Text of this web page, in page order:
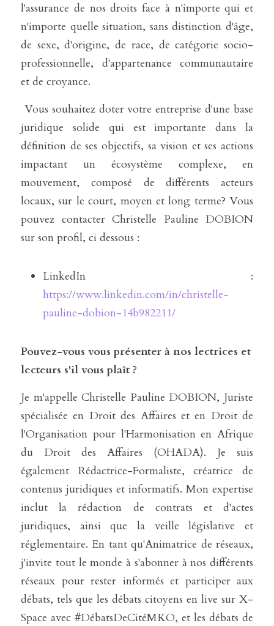
l'assurance de nos droits face à n'importe qui et
n'importe quelle situation, sans distinction d'âge,
de sexe, d'origine, de race, de catégorie socio-
professionnelle, d'appartenance communautaire
et de croyance.
juridique solide qui est importante dans la
définition de ses objectifs, sa vision et ses actions
impactant un écosystème complexe, en
mouvement, composé de différents acteurs
locaux, sur le court, moyen et long terme? Vous
pouvez contacter Christelle Pauline DOBION
sur son profil, ci dessous :
https://www.linkedin.com/in/christelle-
pauline-dobion-14b982211/
Pouvez-vous vous présenter à nos lectrices et
lecteurs s'il vous plaît ?
Je m'appelle Christelle Pauline DOBION, Juriste
spécialisée en Droit des Affaires et en Droit de
l'Organisation pour l'Harmonisation en Afrique
du Droit des Affaires (OHADA). Je suis
également Rédactrice-Formaliste, créatrice de
contenus juridiques et informatifs. Mon expertise
inclut la rédaction de contrats et d'actes
juridiques, ainsi que la veille législative et
réglementaire. En tant qu'Animatrice de réseaux,
j'invite tout le monde à s'abonner à nos différents
réseaux pour rester informés et participer aux
débats, tels que les débats citoyens en live sur X-
Space avec #DébatsDeCitéMKO, et les débats de